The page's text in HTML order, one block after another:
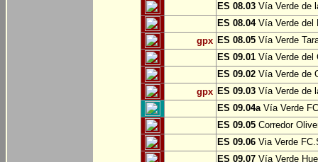
ES 08.03 Vía Verde de
ES 08.04Vía Verde del
gpx ES 08.05 Vía Verde
ES 09.01 Vía Verde del
ES 09.02 Vía Verde de
gpx ES 09.03 Vía Verde de
ES 09.04aVía Verde
ES 09.05 Corredor
ES 09.06 Via Verde
ES 09.07 Vía Verde